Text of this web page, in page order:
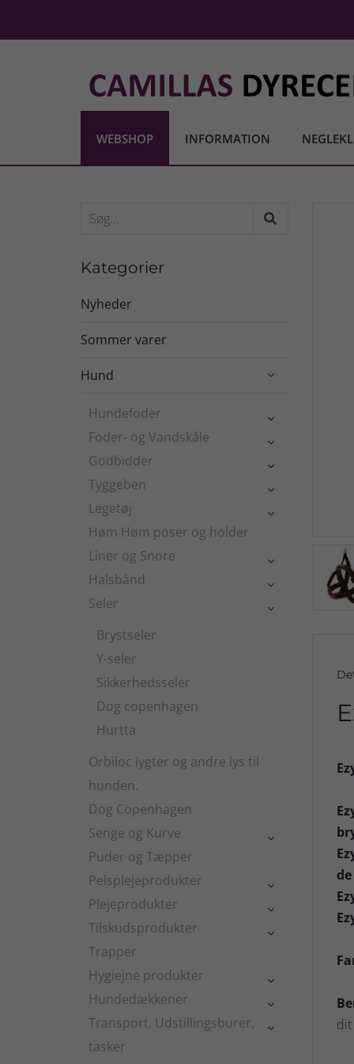
WEBSHOP INFORMATION
Kategorier
Nyheder
Sommer varer
Hund 
Hundefoder 
Foder- og Vandskåle 
Godbidder 
Tyggeben 
Legetøj 
Høm Høm poser og holder
Liner og Snore

Halsbånd 
Seler 
Brystseler
Y-seler
Sikkerhedsseler
Dog copenhagen
Hurtta
Orbiloc lygter og andre lys til
hunden.
Dog Copenhagen
Senge og Kurve

Puder og Tæpper
Pelsplejeprodukter

Plejeprodukter 
Tilskudsprodukter 
Trapper
Hygiejne produkter

Hundedækkener 
Transport, Udstillingsburer,
tasker
